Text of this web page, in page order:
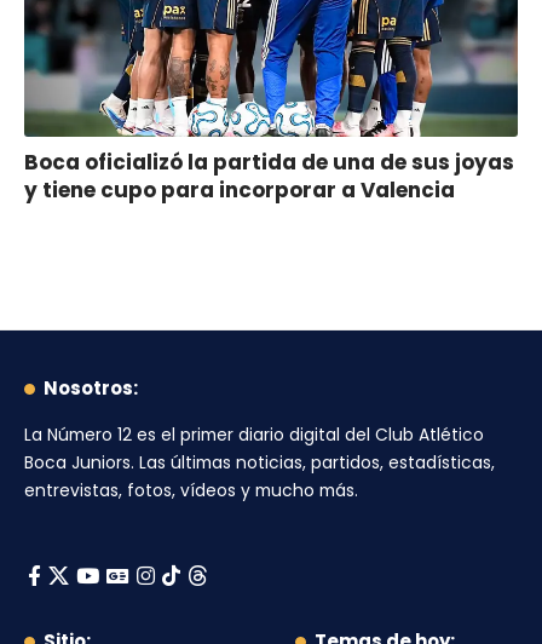
Boca oficializó la partida de una de sus joyas
y tiene cupo para incorporar a Valencia
Nosotros:
La Número 12 es el primer diario digital del Club Atlético
Boca Juniors. Las últimas noticias, partidos, estadísticas,
entrevistas, fotos, vídeos y mucho más.